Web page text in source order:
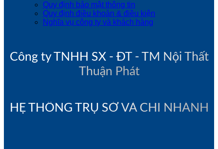
Quy định bảo mật thông tin
Quy định điều khoản & điều kiện
Nghĩa vụ công ty và khách hàng
Công ty TNHH SX - ĐT - TM Nội Thất
Thuận Phát
HỆ THỐNG TRỤ SỞ VÀ CHI NHÁNH